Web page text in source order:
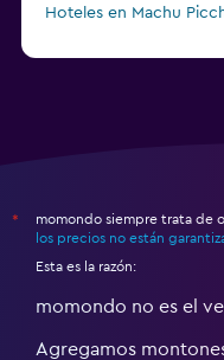
Hoteles en Machu
*
momondo siempre trata de
los precios no están
Esta es la razón:
momondo no es el
Agregamos